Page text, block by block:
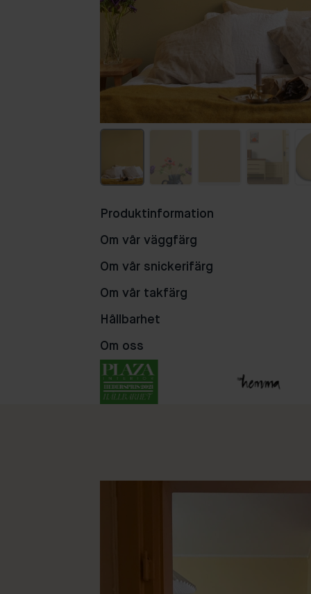
70 86
Produktinformation
Om vår väggfärg
Om vår snickerifärg
Om vår takfärg
Hållbarhet
Om oss